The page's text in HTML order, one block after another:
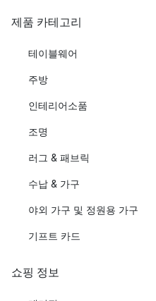
제품 카테고리
테이블웨어
주방
인테리어소품
조명
러그 & 패브릭
수납 & 가구
야외 가구 및 정원용 가구
기프트 카드
쇼핑 정보